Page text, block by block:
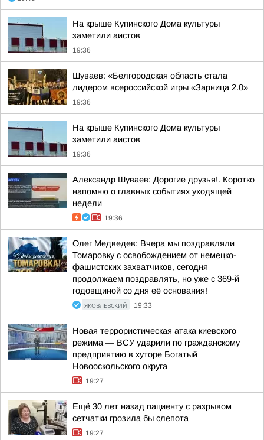
На крыше Купинского Дома культуры
заметили аистов
19:36
Шуваев: «Белгородская область стала
лидером всероссийской игры «Зарница 2.0»
19:36
На крыше Купинского Дома культуры
заметили аистов
19:36
Александр Шуваев: Дорогие друзья!. Коротко
напомню о главных событиях уходящей
недели
19:36
Олег Медведев: Вчера мы поздравляли
Томаровку с освобождением от немецко-
фашистских захватчиков, сегодня
продолжаем поздравлять, но уже с 369-й
годовщиной со дня её основания!
ЯКОВЛЕВСКИЙ 19:33
Новая террористическая атака киевского
режима — ВСУ ударили по гражданскому
предприятию в хуторе Богатый
Новооскольского округа
19:27
Ещё 30 лет назад пациенту с разрывом
сетчатки грозила бы слепота
19:27